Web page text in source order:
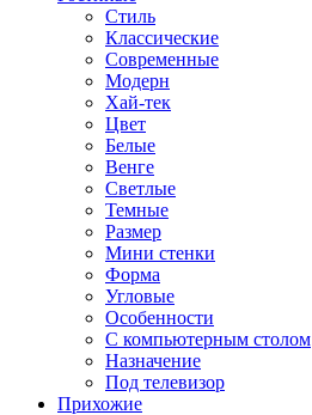
Стиль
Классические
Современные
Модерн
Хай-тек
Цвет
Белые
Венге
Светлые
Темные
Размер
Мини стенки
Форма
Угловые
Особенности
С компьютерным столом
Назначение
Под телевизор
Прихожие